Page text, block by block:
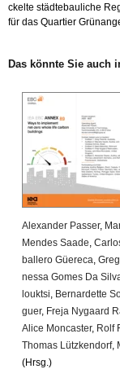
ckel­te städ­te­bau­li­che
für das Quar­tier
Das könn­te Sie auch
Alex­an­der Pas­ser,
Men­des Saade ,
bal­le­ro Güe­re­ca ,
nes­sa Gomes Da
loukt­si Ber­nar­det­te
guer, Freja Ny­gaard
Alice Mon­cas­ter, Rolf
Tho­mas Lütz­ken­dorf,
(Hrsg.)